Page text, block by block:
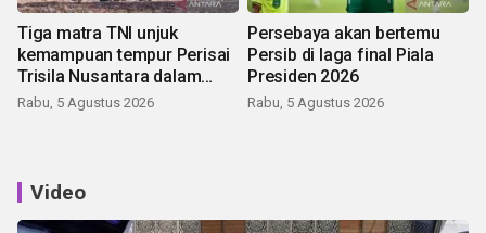
Tiga matra TNI unjuk
kemampuan tempur Perisai
Trisila Nusantara dalam
latihan di Kepri
Rabu, 5 Agustus 2026
Persebaya akan bertemu
Persib di laga final Piala
Presiden 2026
Rabu, 5 Agustus 2026
Video